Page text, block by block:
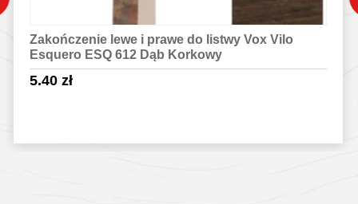
Zakończenie lewe i prawe do listwy Vox Vilo
Esquero ESQ 612 Dąb Korkowy
5.40 zł